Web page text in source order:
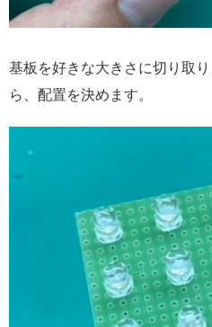
基板を好きな大きさに切り取
ら、配置を決めます。